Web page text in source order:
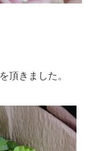
頂きました。